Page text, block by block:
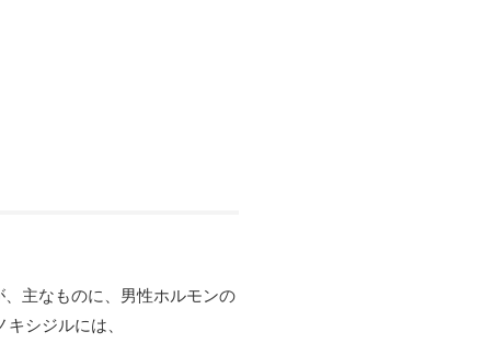
主なものに、男性ホルモンの
シジルには、